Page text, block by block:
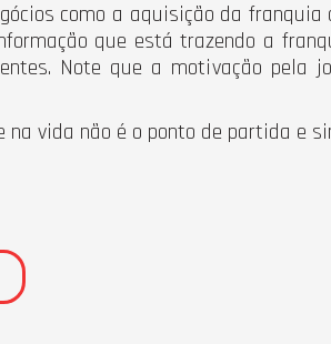
como a aquisição da
que está trazendo a
Note que a motivação pela
na vida não é o ponto de partida e